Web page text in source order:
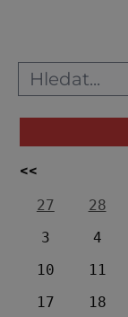
<<
27
28
3
4
10
11
17
18